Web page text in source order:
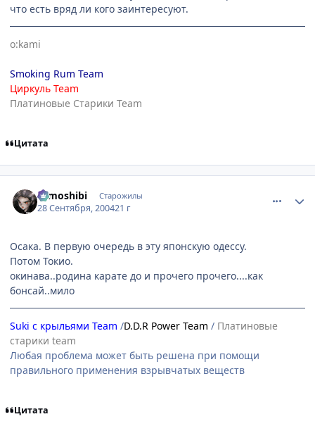
что есть вряд ли кого заинтересуют.
o:kami
Smoking Rum Team
Циркуль Team
Платиновые Старики Team
Цитата
tomoshibi Старожилы
28 Сентября, 200421 г
Осака. В первую очередь в эту японскую одессу.
Потом Токио.
окинава..родина карате до и прочего прочего....как
бонсай..мило
Suki с крыльями Team /D.D.R Power Team / Платиновые
старики team
Любая проблема может быть решена при помощи
правильного применения взрывчатых веществ
Цитата